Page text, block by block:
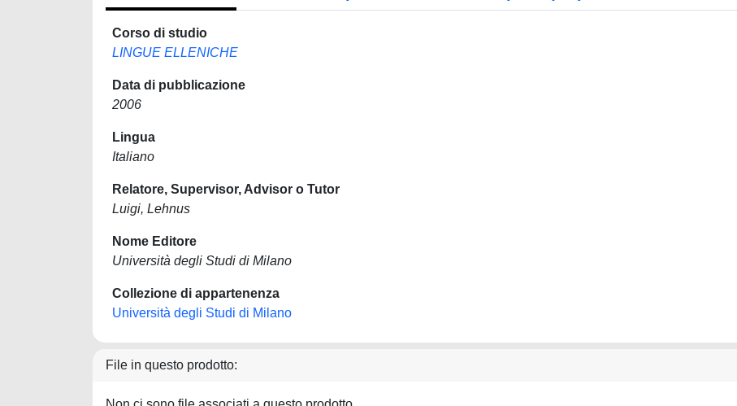
Corso di studio
LINGUE ELLENICHE
Data di pubblicazione
2006
Lingua
Italiano
Relatore, Supervisor, Advisor o Tutor
Luigi, Lehnus
Nome Editore
Università degli Studi di Milano
Collezione di appartenenza
Università degli Studi di Milano
File in questo prodotto: